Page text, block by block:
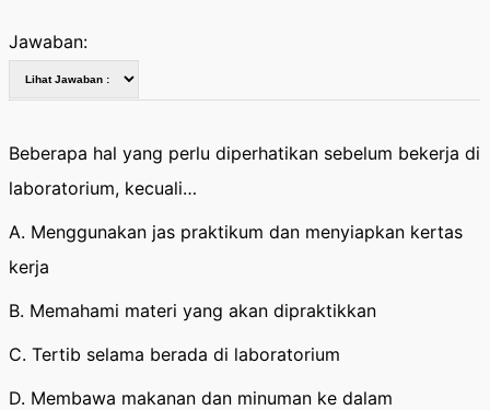
Jawaban:
Beberapa hal yang perlu diperhatikan sebelum bekerja di
laboratorium, kecuali…
A. Menggunakan jas praktikum dan menyiapkan kertas
kerja
B. Memahami materi yang akan dipraktikkan
C. Tertib selama berada di laboratorium
D. Membawa makanan dan minuman ke dalam